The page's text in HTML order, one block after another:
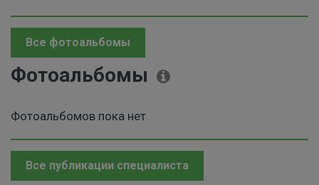
Все фотоальбомы
Фотоальбомы
Фотоальбомов пока нет
Все публикации специалиста